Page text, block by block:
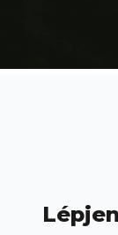
Lépjen